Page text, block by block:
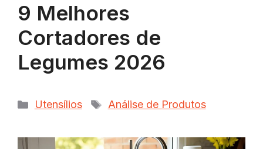
9 Melhores
Cortadores de
Legumes 2026
Categorias
Utensílios Tags
Análise de Produtos